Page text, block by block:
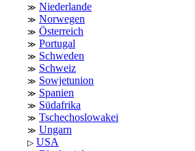
Niederlande
Norwegen
Österreich
Portugal
Schweden
Schweiz
Sowjetunion
Spanien
Südafrika
Tschechoslowakei
Ungarn
USA